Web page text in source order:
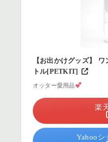
【お出かけグッズ】
トル[PETKIT]
オッター愛用品
楽
Yahooシ